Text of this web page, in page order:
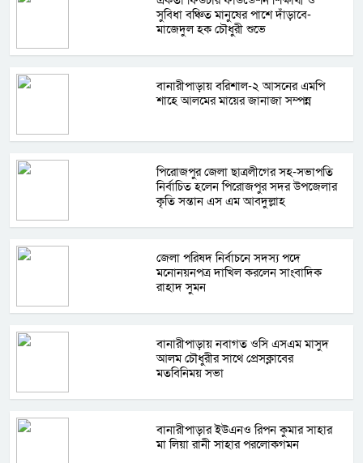
সুবিধা বঞ্চিত মানুষের পাশে দাঁড়াবে-
মাজেদুল হক চৌধুরী শুভে
বানারীপাড়ায় বরিশাল-২ আসনের এমপি
শাহে আলমের মায়ের জানাজা সম্পন্ন
পিরোজপুর জেলা ছাত্রলীগের সহ-সভাপতি
নির্বাচিত হলেন পিরোজপুর সদর উপজেলার
কৃতি সন্তান এস এম আবদুল্লাহ
জেলা পরিষদ নির্বাচনে সদস্য পদে
মনোনয়নপত্র দাখিল করলেন সাংবাদিক
রাহাদ সুমন
বানারীপাড়ায় নবাগত ওসি এসএম মাসুদ
আলম চৌধুরীর সাথে প্রেসক্লাবের
মতবিনিময় সভা
বানারীপাড়ার ইউএনও রিপন কুমার সাহার
মা লিয়া রানী সাহার পরলোকগমন